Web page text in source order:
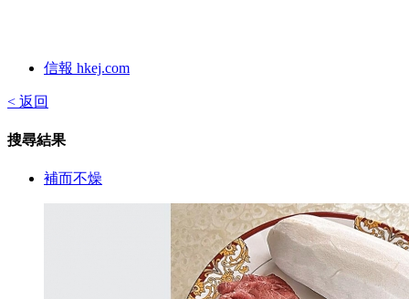
信報 hkej.com
< 返回
搜尋結果
補而不燥